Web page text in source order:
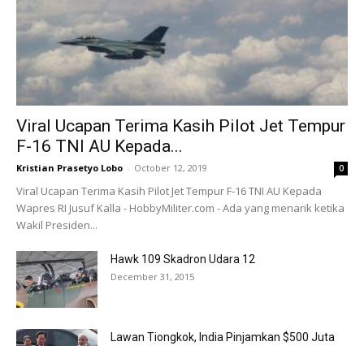
Viral Ucapan Terima Kasih Pilot Jet Tempur
F-16 TNI AU Kepada...
Kristian Prasetyo Lobo - October 12, 2019 0
Viral Ucapan Terima Kasih Pilot Jet Tempur F-16 TNI AU Kepada
Wapres RI Jusuf Kalla - HobbyMiliter.com - Ada yang menarik ketika
Wakil Presiden...
Hawk 109 Skadron Udara 12
December 31, 2015
Lawan Tiongkok, India Pinjamkan $500 Juta